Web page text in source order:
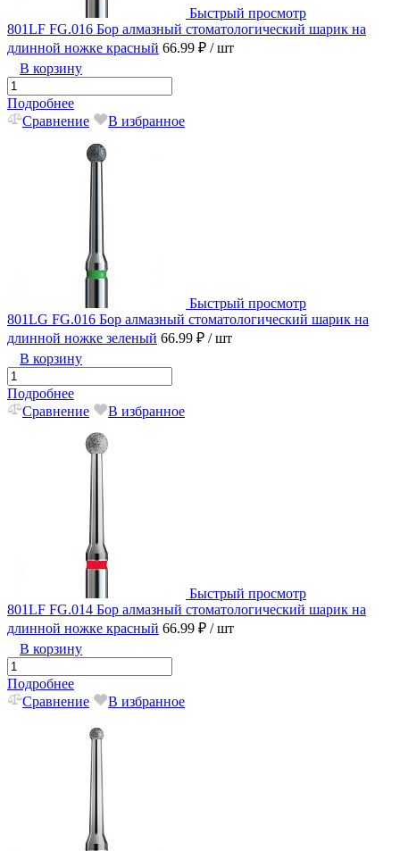
Быстрый просмотр
801LF FG.016 Бор алмазный стоматологический шарик на
длинной ножке красный 66.99 ₽ / шт
В корзину
Подробнее
Сравнение
В избранное
Быстрый просмотр
801LG FG.016 Бор алмазный стоматологический шарик на
длинной ножке зеленый 66.99 ₽ / шт
В корзину
Подробнее
Сравнение
В избранное
Быстрый просмотр
801LF FG.014 Бор алмазный стоматологический шарик на
длинной ножке красный 66.99 ₽ / шт
В корзину
Подробнее
Сравнение
В избранное